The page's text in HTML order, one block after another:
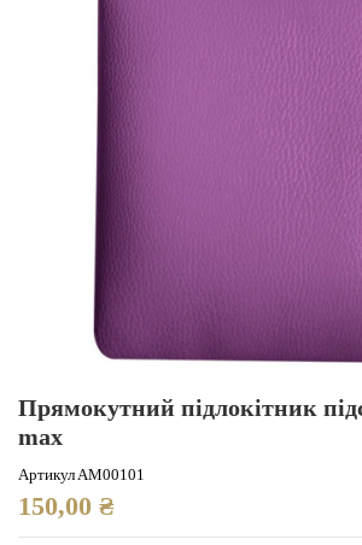
Прямокутний підлокітник
max
Артикул AM00101
150,00 ₴